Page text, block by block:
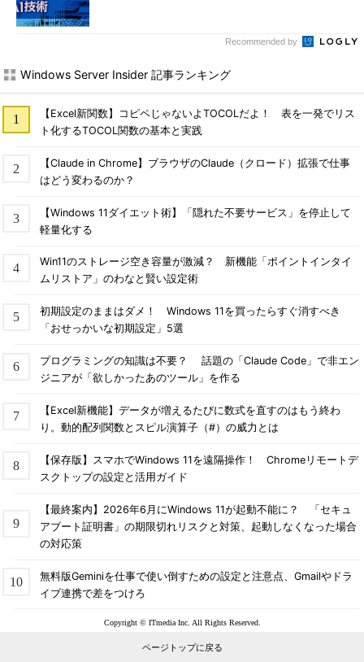
Recommended by
Windows Server Insider 記事ランキング
【Excel新関数】コピペじゃないよTOCOLだよ！ 表を一発でリス
ト化するTOCOL関数の基本と実践
【Claude in Chrome】ブラウザのClaude（クロード）拡張で仕事
はどう変わるのか？
【Windows 11ダイエット術】「隠れた不要サービス」を停止して
軽量化する
Win11のストレージ空き容量が激減？ 新機能「ポイントインタイ
ムリストア」のわなと賢い設定術
初期設定のままはダメ！ Windows 11を買ったらすぐ消すべき
「おせっかいな初期設定」5選
プログラミングの知識は不要？ 話題の「Claude Code」で非エン
ジニアが「欲しかったあのツール」を作る
【Excel新機能】データが増えるたびに数式を直すのはもう終わ
り。動的配列関数とスピル演算子（#）の威力とは
【保存版】スマホでWindows 11を遠隔操作！ Chromeリモートデ
スクトップの設定と活用ガイド
【最終案内】2026年6月にWindows 11が起動不能に？ 「セキュ
アブート証明書」の期限切れリスクと対策、起動しなくなった場合
の対応策
無料版Geminiを仕事で使い倒すための設定と注意点、Gmailやドラ
イブ連携で差をつけろ
Copyright © ITmedia Inc. All Rights Reserved.
ページトップに戻る